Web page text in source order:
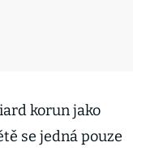
korun jako
se jedná pouze